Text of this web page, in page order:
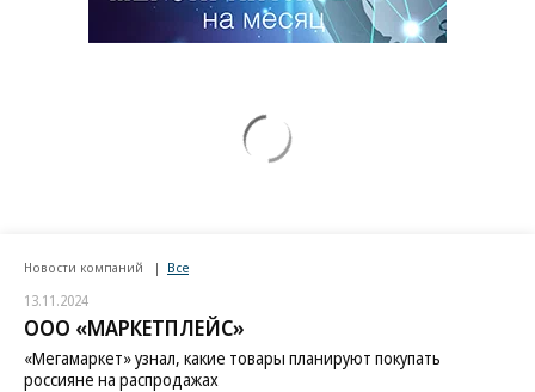
Новости компаний Все
13.11.2024
ООО «МАРКЕТПЛЕЙС»
«Мегамаркет» узнал, какие товары планируют покупать
россияне на распродажах